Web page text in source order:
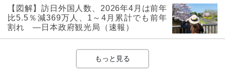
【図解】訪日外国人数、2026年4月は前年
比5.5％減369万人、1～4月累計でも前年
割れ ―日本政府観光局（速報）
もっと見る